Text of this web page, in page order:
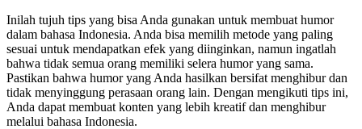
Inilah tujuh tips yang bisa Anda gunakan untuk membuat humor
dalam bahasa Indonesia. Anda bisa memilih metode yang paling
sesuai untuk mendapatkan efek yang diinginkan, namun ingatlah
bahwa tidak semua orang memiliki selera humor yang sama.
Pastikan bahwa humor yang Anda hasilkan bersifat menghibur dan
tidak menyinggung perasaan orang lain. Dengan mengikuti tips ini,
Anda dapat membuat konten yang lebih kreatif dan menghibur
melalui bahasa Indonesia.